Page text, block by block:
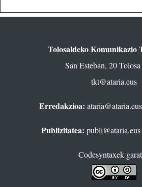
Tolosaldeko Komunikazio
San Esteban, 20
tkt@ataria.eus
Erredakzioa: ataria@ataria.eus
Publizitatea: publi@ataria.eus
Codesyntaxek